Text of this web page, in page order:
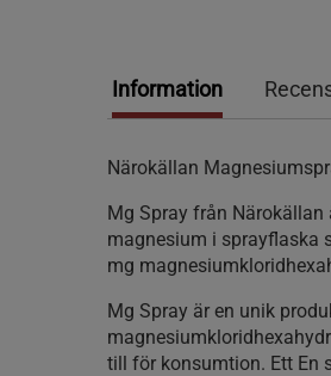
Information
Närokällan
Mg Spray från
magnesium i sprayflaska
mg
Mg Spray är en unik
till för konsumtion. Ett En